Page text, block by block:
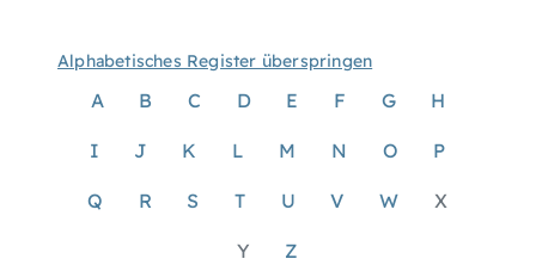
Alphabetisches Register überspringen
A B C D E F G H
I J K L M N O P
Q R S T U V W X
Y Z